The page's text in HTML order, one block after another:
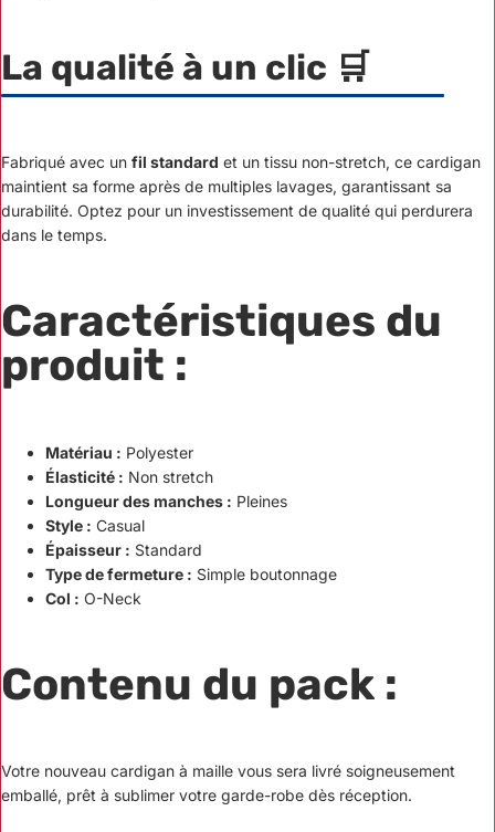
La qualité à un clic 🛒
Fabriqué avec un fil standard et un tissu non-stretch, ce cardigan
maintient sa forme après de multiples lavages, garantissant sa
durabilité. Optez pour un investissement de qualité qui perdurera
dans le temps.
Caractéristiques du
produit :
Matériau : Polyester
Élasticité : Non stretch
Longueur des manches : Pleines
Style : Casual
Épaisseur : Standard
Type de fermeture : Simple boutonnage
Col : O-Neck
Contenu du pack :
Votre nouveau cardigan à maille vous sera livré soigneusement
emballé, prêt à sublimer votre garde-robe dès réception.